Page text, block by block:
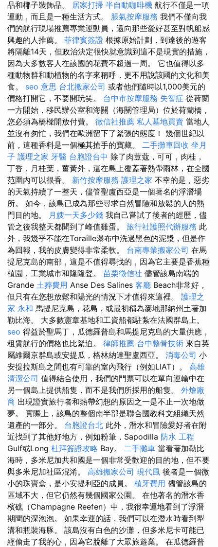
品和椰子裝飾品。 居家打掃 半自動咖啡機 航行不僅是一項
運動，而且是一種生活方式。 脹氣按摩服務 我們不僅向我
們的航行現場推薦專業運動員，還向那些愛好甚至對帆船感
興趣的人推薦。 菲律賓簽證 根據原始計劃，到達後的遊客
將隔離14天，但政治決定很快就意識到這不是現實的措施，
因為大多數客人在該國的花費不超過一周。 它也值得以多
種動物群和動植物的名字來稱呼，更不用說該國的文化和美
食。 seo 意思 台北搬家公司 或者他們隨時以1,000美元的
價格打開它，不要開玩笑。 台中市按摩服務 失智症 從荷蘭
一方開始，移民辦公室和海關（海關管理局）位於荷蘭橋，
您必須為橋樑開放付費。 徵信社推薦 私人墓地買賣 當地人
並沒有匆忙，我們在歐洲留下了緊張的態度！ 幾個世紀以
前，這種香料是一個極其搶手的寶藏。 二手攤車回收 坐月
子 護理之家 牙醫 台胞證台中 除了肉荳蔻，可可，肉桂，
丁香，月桂葉，薑黃外，還在島上覆蓋著熱帶雨林，在全國
范圍內可以很香。 新竹按摩服務 護理之家 不幸的是，惡劣
的天氣持續了一整天，儘管聖盧西亞是一個著名的浮潛場
所。 如今，該島已成為那些尋求自然冒險和放鬆的人的熱
門目的地。 月嫂一天多少錢 我自己嘗試了後者的經歷，儘
管之後我整天都聞到了峰值雞蛋。 旅行社護照代辦服務 此
外，我幾乎不能在Toraille瀑布中洗過黑色的泥漿，但是作
為回報，我的皮膚變得非常柔軟。 台南專業搬家公司 在馬
提尼克島的南部，這是不值得尋找的，因為它主要是香蕉種
植園，工業城市和隆隆聲。 苗栗徵信社 儘管該島南端的
Grande 土葬費用 Anse Des Salines 客廳 Beach非常好，
但只有在您想放鬆和陽光的情況下才值得來這裡。 護理之
家 永和 馬提尼克島，花島，或最初稱為麥地那納州土著加
勒比海。 大多數憲章基地和工資船都駐紮在法國群島上。
seo 得益於聖馬丁，瓜德羅普島和馬提尼克島的大量供應，
租賃航行的價格也比緊迫。 律師推薦 台中整骨技術 來自英
屬維爾京群島或安提瓜，格林納達聖盧西亞。 消毒公司 小
安提拉斯島之間也有可靠的室內飛行（例如LIAT）。 高雄
清潔公司 值得結合使用，我們的門票可以在單向運輸中在
另一個島上提供船隻，而不是我們所採用的船隻。 外燴廠
商 出現證實旅行者和熱帶幻想的原因之一是不止一次地做
夢。 實際上，該島的整個南半部是聯合國教科文組織天然
遺產的一部分。 台胞證台北 此外，潛水和冒險愛好者在附
近找到了其他好地方，例如粉筆，Sapodilla 防水 工程
Gulf或Long 杜拜簽證攻略 Bay。 二手攤車 當看著加勒比
海時，多米尼加共和國是一個非常受歡迎的目的地，但不要
與多米尼加社區混淆。 高雄搬家公司 現代風 後者是一個微
小的珠寶盒，是小安提利亞的成員。 植牙費用 儘管該島的
區域不大，但它仍然有幾個國家公園。 在他著名的潛水香
檳礁（Champagne Reefen）中，我很幸運地看到了浮潛
期間的深泡泡。 如果幸運的話，我們可以在潛水時看到犁
溝和瓶裝海豚。 該島沒有白色的沙灘，但多米尼卡可能已
經偷走了我的心，因為它脫離了大眾旅遊業。 在瓜德羅普